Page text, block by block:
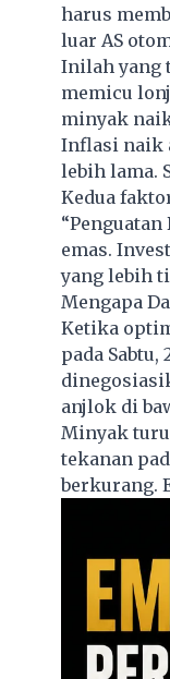
harus
luar AS
Inilah yang
memicu
minyak
Inflasi naik
lebih lama.
Kedua
emas.
yang lebih
Mengapa
Ketika
pada
anjlok di
Minyak
tekanan
berkurang.